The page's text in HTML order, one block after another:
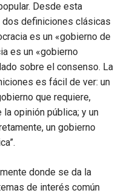
Desde esta
definiciones clásicas
es un «gobierno de
es un «gobierno
sobre el consenso. La
es fácil de ver: un
que requiere,
opinión pública; y un
un gobierno
donde se da la
de interés común